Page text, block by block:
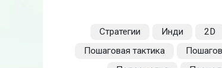
Стратегии Инди 2D
Пошаговая тактика